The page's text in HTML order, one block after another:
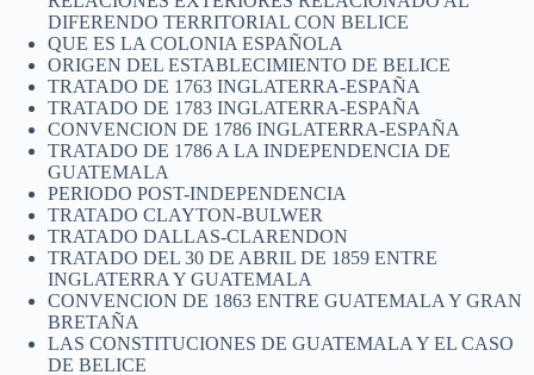
DIFERENDO TERRITORIAL CON BELICE
QUE ES LA COLONIA ESPAÑOLA
ORIGEN DEL ESTABLECIMIENTO DE BELICE
TRATADO DE 1763 INGLATERRA-ESPAÑA
TRATADO DE 1783 INGLATERRA-ESPAÑA
CONVENCION DE 1786 INGLATERRA-ESPAÑA
TRATADO DE 1786 A LA INDEPENDENCIA DE
GUATEMALA
PERIODO POST-INDEPENDENCIA
TRATADO CLAYTON-BULWER
TRATADO DALLAS-CLARENDON
TRATADO DEL 30 DE ABRIL DE 1859 ENTRE
INGLATERRA Y GUATEMALA
CONVENCION DE 1863 ENTRE GUATEMALA Y GRAN
BRETAÑA
LAS CONSTITUCIONES DE GUATEMALA Y EL CASO
DE BELICE